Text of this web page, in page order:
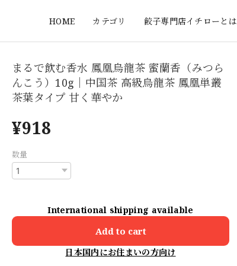
HOME カテゴリ 餃子専門店イチローとは
まるで飲む香水 鳳凰烏龍茶 蜜蘭香（みつら
んこう）10g｜中国茶 高級烏龍茶 鳳凰単叢
茶葉タイプ 甘く華やか
¥918
数量
International shipping available
Add to cart
日本国内にお住まいの方向け